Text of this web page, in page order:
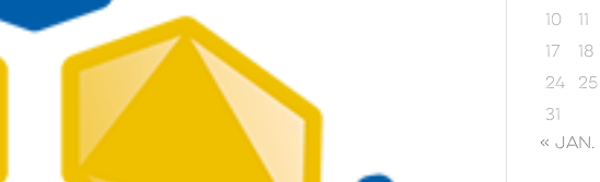
10
11
17
18
24
25
31
« Jan.